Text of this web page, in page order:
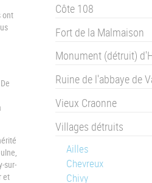
ont
sur-
et
Côte 108
Fort de la Malmaison
Monument (détruit)
Ruine de l'abbaye de
Vieux Craonne
Villages détruits
Ailles
Chevreux
Chivy